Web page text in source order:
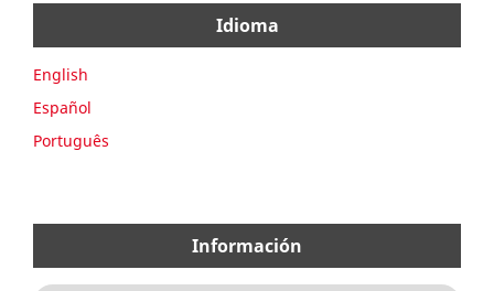
Idioma
English
Español
Português
Información